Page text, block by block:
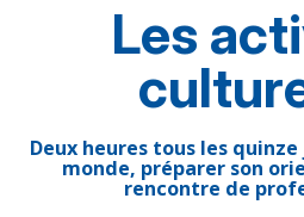
Les
Deux heures tous les
monde, préparer son
rencontre de